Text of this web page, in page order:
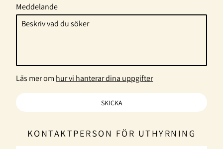
Meddelande
Läs mer om hur vi hanterar dina uppgifter
KONTAKTPERSON FÖR UTHYRNING